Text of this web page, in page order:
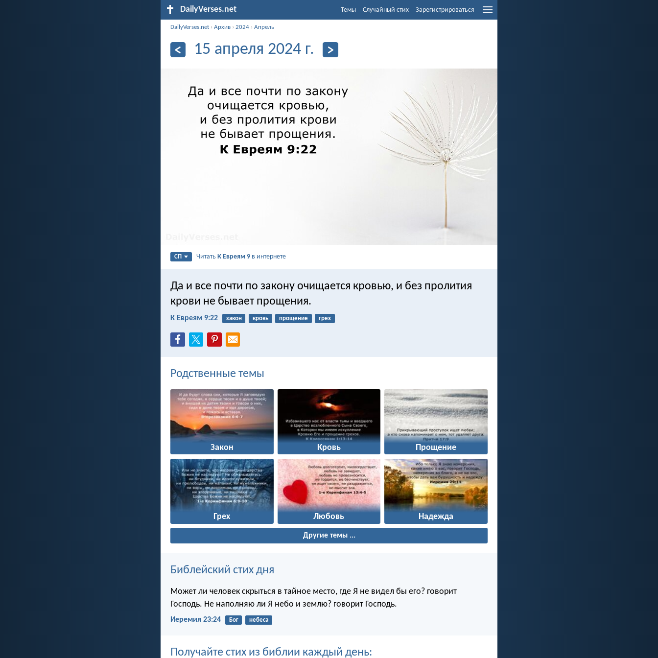
DailyVerses.net Темы Случайный стих Зарегистрироваться
DailyVerses.net ›Архив ›2024 ›Апрель
15 апреля 2024 г.
СП ЧитатьК Евреям 9 в интернете
Да и все почти по закону очищается кровью, и без пролития
крови не бывает прощения.
К Евреям 9:22 закон кровь прощение грех
Родственные темы
Закон Кровь Прощение
Грех Любовь Надежда
Другие темы ...
Библейский стих дня
Может ли человек скрыться в тайное место, где Я не видел бы его? говорит
Господь. Не наполняю ли Я небо и землю? говорит Господь.
Иеремия 23:24 Бог небеса
Получайте стих из библии каждый день: